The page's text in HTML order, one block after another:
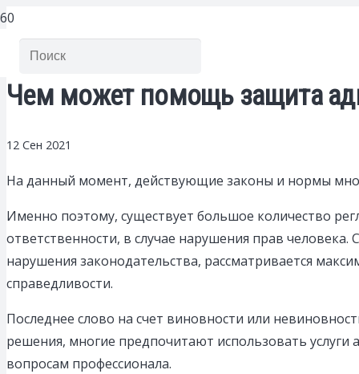
Чем может помощь защита
12 Сен 2021
На данный момент, действующие законы и нормы
Именно поэтому, существует большое количество
ответственности, в случае нарушения прав
нарушения законодательства, рассматривается
справедливости.
Последнее слово на счет виновности или
решения, многие предпочитают использовать услуги
вопросам профессионала.